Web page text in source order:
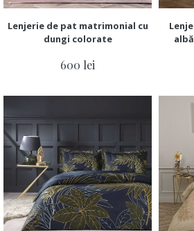
Lenjerie de pat matrimonial cu
dungi colorate
600 lei